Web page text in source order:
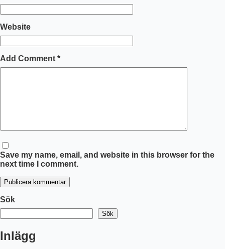
Website
Add Comment *
Save my name, email, and website in this browser for the
next time I comment.
Publicera kommentar
Sök
Sök
Inlägg